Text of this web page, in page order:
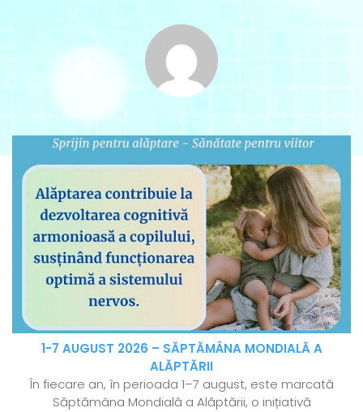
1-7 AUGUST 2026 – SĂPTĂMÂNA MONDIALĂ A
ALĂPTĂRII
În fiecare an, în perioada 1–7 august, este marcată
Săptămâna Mondială a Alăptării, o inițiativă